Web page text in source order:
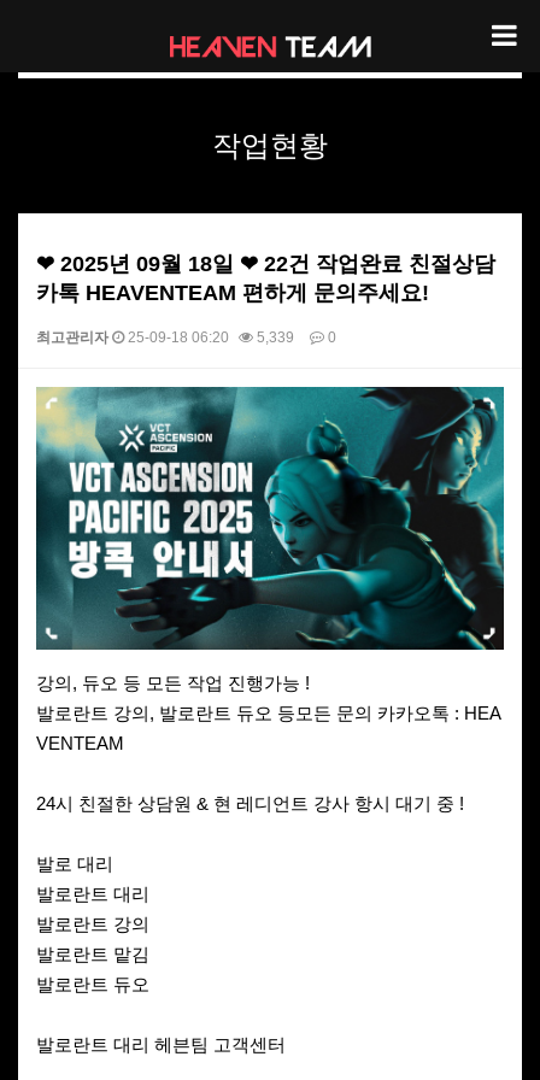
헤븐팀 작업현황
작업현황
❤ 2025년 09월 18일 ❤ 22건 작업완료 친절상담
카톡 HEAVENTEAM 편하게 문의주세요!
최고관리자 25-09-18 06:20 5,339 0
본문
강의, 듀오 등 모든 작업 진행가능 !
발로란트 강의, 발로란트 듀오 등모든 문의 카카오톡 : HEA
VENTEAM
24시 친절한 상담원 & 현 레디언트 강사 항시 대기 중 !
발로 대리
발로란트 대리
발로란트 강의
발로란트 맡김
발로란트 듀오
발로란트 대리 헤븐팀 고객센터